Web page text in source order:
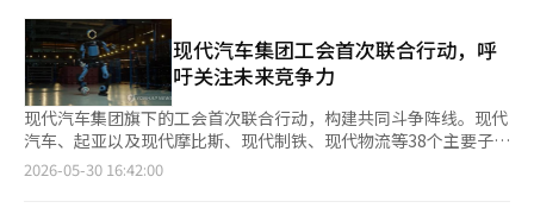
无论是核能、可再生能源、智能电网还是储能系统，都将成为国家
竞争力的重要组成部分。如果无法建立稳定、高效、低成本的能源
体系，任何AI战略都将难以持续。 归根结底，具身智能时代的竞争
已经超越单纯的技术竞争，而演变为国家系统能力的竞争。半导
体、制造业、能源体系、科研教育、金融资本与创新生态，必须形
成统一协同的平台。韩国已经拥有进入这一时代的产业基础和技术
积累，但决定未来地位的关键，在于能否以足够快的速度完成转
转移到AI的过程。 全球已经进入AX竞争。德国通过工业4.0推动智
能制造创新，美国则加速利用AI和云技术进行产业转型。中国也在
制造2025战略的基础上，向AI基础的工厂创新投入巨额资金。全
球咨询公司预计，基于AI的制造业创新将在未来带来数十万亿美元
的生产力提升。这不仅是技术变革，更是国家竞争力的重塑。 韩
国必须选择的道路非常明确。不是停留在半导体强国，而是成为全
球顶尖的AI制造国家。半导体是起点，而制造业AX是扩展。韩国必
须超越仅仅是生产AI半导体的国家，成为一个通过AI创新整个产业
和为未来做准备，这才是经济的基本原则和常识。※ 本报道经人
工智能（AI）系统翻译与编辑。
学技术领域也成为足够有吸引力的选择。 崔会长的关注点不仅限
于个人教育。他提出国家层面的AI战略，强调速度、规模和安全
的“三个S”。他指出，为了在AI竞争中不落后，必须加快技术发
展速度，扩大大规模AI基础设施和投资，并建立保障国民安全使用
AI的制度基础。 在国会政策研讨会上，崔会长也发表了类似的观
点。他在上月28日于国会议员会馆举行的“美中AI技术霸权竞争下
的韩国增长战略”政策研讨会上表示，AI时代应将增长模式从“商
品”转变为“智能”的出口。他将AI数据中心定义为“智能生产工
同基金和ETF等方式投资于企业和资本市场。美国的代表性退休金
制度401(k)在过去几十年中一直是创新企业成长的重要资金来源。
美国家庭所持有的资产最终与苹果、英伟达、微软等公司的成长紧
密相连。 日本也走上了类似的道路。日本政府扩大了NISA（小额
投资免税制度），旨在将长期停留在存款中的家庭金融资产引导至
资本市场。这是所谓的“从储蓄到投资”的政策。过去，日本家庭
资产的超过一半被锁定在现金和存款中，但最近股票和基金投资的
比例逐渐上升。 新加坡同样通过国有基金和养老金制度，将国家
术，甚至人类的思维方式和劳动概念。过去，钢铁生产量决定了国
力，石油的获取能力左右了国家的命运，而今天，半导体和AI则决
定了国家的竞争力。 最近，半导体专家权石俊教授在一次访谈中
提出了一个重要的话题。他强调，韩国迄今为止展现出的优势是克
服危机的“生存心态”，但在AI时代，需要的是引领世界的“伟大
心态”。 许多专家也分享了相同的观点。韩国是一个成功实现工
业化、民主化和信息化的国家，但现在必须超越追赶者的地位，成
为设计新文明的国家。 专家们分析，最近韩国股市的上涨趋势与
现代汽车集团工会首次联合行动，呼
吁关注未来竞争力
现代汽车集团旗下的工会首次联合行动，构建共同斗争阵线。现代
汽车、起亚以及现代摩比斯、现代制铁、现代物流等38个主要子公
司的工会正在讨论参与事宜。整体会员规模约为8万7000人。根据
2026-05-30 16:42:00